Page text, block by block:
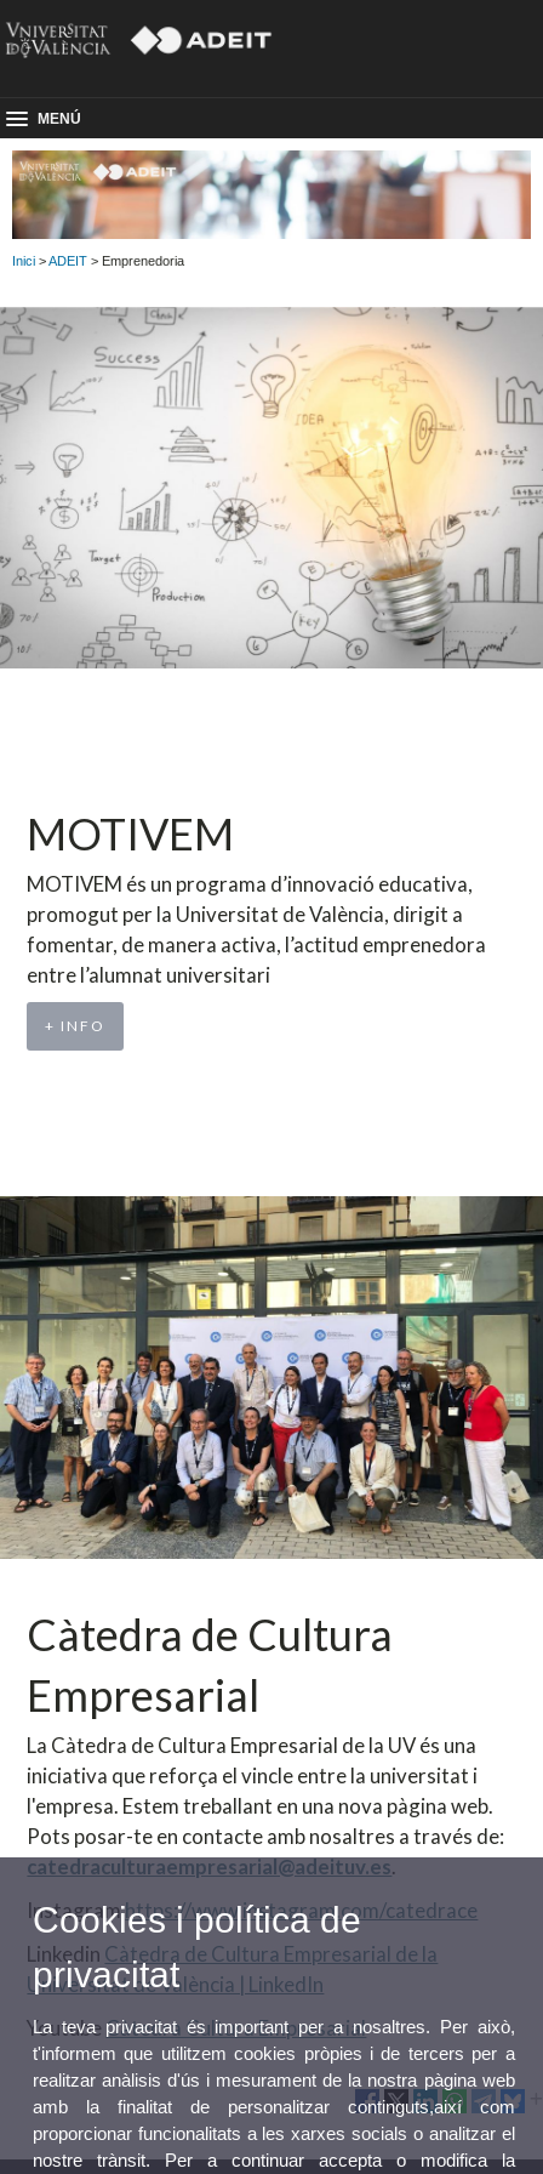
MENÚ
Inici >ADEIT > Emprenedoria
MOTIVEM
MOTIVEM és un programa d’innovació educativa,
promogut per la Universitat de València, dirigit a
fomentar, de manera activa, l’actitud emprenedora
entre l’alumnat universitari
+ INFO
Càtedra de Cultura
Empresarial
La Càtedra de Cultura Empresarial de la UV és una
iniciativa que reforça el vincle entre la universitat i
l'empresa. Estem treballant en una nova pàgina web.
Pots posar-te en contacte amb nosaltres a través de:
catedraculturaempresarial@adeituv.es.
Instagramhttps://www.instagram.com/catedrace
Linkedin Càtedra de Cultura Empresarial de la
Universitat de València | LinkedIn
Youtube Càtedra Cultura Empresarial
Cookies i política de
privacitat
La teva privacitat és important per a nosaltres. Per això,
t'informem que utilitzem cookies pròpies i de tercers per a
realitzar anàlisis d'ús i mesurament de la nostra pàgina web
amb la finalitat de personalitzar continguts,així com
proporcionar funcionalitats a les xarxes socials o analitzar el
nostre trànsit. Per a continuar accepta o modifica la